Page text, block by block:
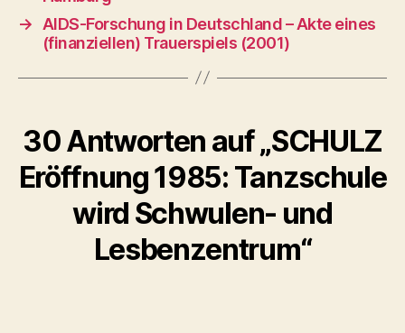
→
AIDS-Forschung in Deutschland – Akte eines
(finanziellen) Trauerspiels (2001)
30 Antworten auf „SCHULZ
Eröffnung 1985: Tanzschule
wird Schwulen- und
Lesbenzentrum“